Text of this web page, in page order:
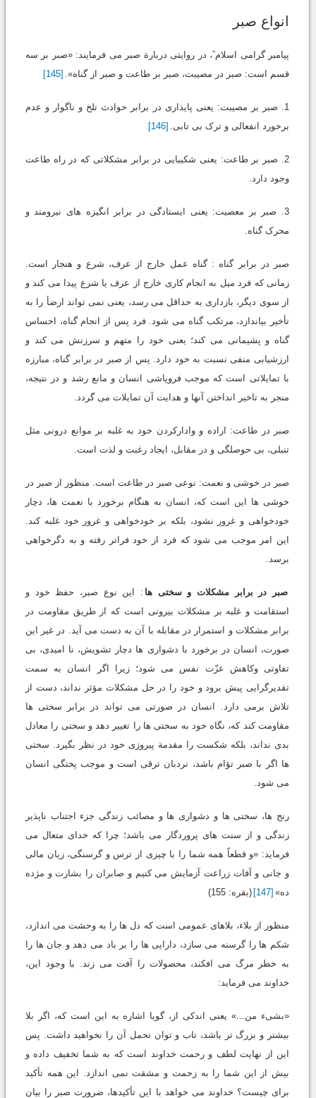
انواع صبر
پیامبر گرامی اسلامˆ، در روایتی دربارة صبر می فرمایند: «صبر بر سه
قسم است: صبر در مصیبت، صبر بر طاعت و صبر از گناه». [145]
1. صبر بر مصیبت: یعنی پایداری در برابر حوادث تلخ و ناگوار و عدم
برخورد انفعالی و ترک بی تابی. [146]
2. صبر بر طاعت: یعنی شکیبایی در برابر مشکلاتی که در راه طاعت
وجود دارد.
3. صبر بر معصیت: یعنی ایستادگی در برابر انگیزه های نیرومند و
محرک گناه.
صبر در برابر گناه : گناه عمل خارج از عرف، شرع و هنجار است.
زمانی که فرد میل به انجام کاری خارج از عرف یا شرع پیدا می کند و
از سوی دیگر، بازداری به حداقل می رسد، یعنی نمی تواند ارضأ را به
تأخیر بیاندازد، مرتکب گناه می شود. فرد پس از انجام گناه، احساس
گناه و پشیمانی می کند؛ یعنی خود را متهم و سرزنش می کند و
ارزشیابی منفی نسبت به خود دارد. پس از صبر در برابر گناه، مبارزه
با تمایلاتی است که موجب فروپاشی انسان و مانع رشد و در نتیجه،
منجر به تاخیر انداختن آنها و هدایت آن تمایلات می گردد.
صبر در طاعت: اراده و وادارکردن خود به غلبه بر موانع درونی مثل
تنبلی، بی حوصلگی و در مقابل، ایجاد رغبت و لذت است.
صبر در خوشی و نعمت: نوعی صبر در طاعت است. منظور از صبر در
خوشی ها این است که، انسان به هنگام برخورد با نعمت ها، دچار
خودخواهی و غرور نشود، بلکه بر خودخواهی و غرور خود غلبه کند.
این امر موجب می شود که فرد از خود فراتر رفته و به دگرخواهی
برسد.
صبر در برابر مشکلات و سختی ها : این نوع صبر، حفظ خود و
استقامت و غلبه بر مشکلات بیرونی است که از طریق مقاومت در
برابر مشکلات و استمرار در مقابله با آن به دست می آید. در غیر این
صورت، انسان در برخورد با دشواری ها دچار تشویش، نا امیدی، بی
تفاوتی وکاهش عزّت نفس می شود؛ زیرا اگر انسان به سمت
تقدیرگرایی پیش برود و خود را در حل مشکلات مؤثر نداند، دست از
تلاش برمی دارد. انسان در صورتی می تواند در برابر سختی ها
مقاومت کند که، نگاه خود به سختی ها را تغییر دهد و سختی را معادل
بدی نداند، بلکه شکست را مقدمة پیروزی خود در نظر بگیرد. سختی
ها اگر با صبر تؤام باشد، نردبان ترقی است و موجب پختگی انسان
می شود.
رنج ها، سختی ها و دشواری ها و مصائب زندگی جزء اجتناب ناپذیر
زندگی و از سنت های پروردگار می باشد؛ چرا که خدای متعال می
فرماید: «و قطعاً همه شما را با چیزی از ترس و گرسنگی، زیان مالی
و جانی و آفات زراعت آزمایش می کنیم و صابران را بشارت و مژده
ده» [147] (بقره: 155)
منظور از بلاء، بلاهای عمومی است که دل ها را به وحشت می اندازد،
شکم ها را گرسنه می سازد، دارایی ها را بر باد می دهد و جان ها را
به خطر مرگ می افکند، محصولات را آفت می زند. با وجود این،
خداوند می فرماید:
«بشیء من...» یعنی اندکی از، گویا اشاره به این است که، اگر بلا
بیشتر و بزرگ تر باشد، تاب و توان تحمل آن را نخواهید داشت. پس
این از نهایت لطف و رحمت خداوند است که به شما تخفیف داده و
بیش از این شما را به زحمت و مشقت نمی اندازد. این همه تأکید
برای چیست؟ خداوند می خواهد با این تأکیدها، ضرورت صبر را بیان